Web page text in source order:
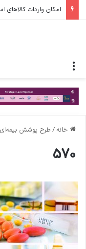
امکان واردات کالاهای
خانه / طرح پوشش بیمه‌ای
570